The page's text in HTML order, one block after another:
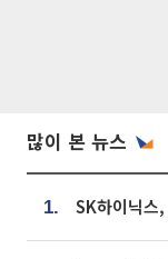
많이 본 뉴스
1.